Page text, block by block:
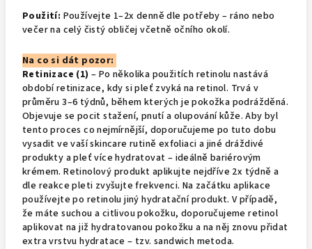
Použití: Používejte 1–2x denně dle potřeby – ráno nebo
večer na celý čistý obličej včetně očního okolí.
Na co si dát pozor:
Retinizace (1) – Po několika použitích retinolu nastává
období retinizace, kdy si pleť zvyká na retinol. Trvá v
průměru 3–6 týdnů, během kterých je pokožka podrážděná.
Objevuje se pocit stažení, pnutí a olupování kůže. Aby byl
tento proces co nejmírnější, doporučujeme po tuto dobu
vysadit ve vaší skincare rutině exfoliaci a jiné dráždivé
produkty a pleť více hydratovat – ideálně bariérovým
krémem. Retinolový produkt aplikujte nejdříve 2x týdně a
dle reakce pleti zvyšujte frekvenci. Na začátku aplikace
používejte po retinolu jiný hydratační produkt. V případě,
že máte suchou a citlivou pokožku, doporučujeme retinol
aplikovat na již hydratovanou pokožku a na něj znovu přidat
extra vrstvu hydratace – tzv. sandwich metoda.